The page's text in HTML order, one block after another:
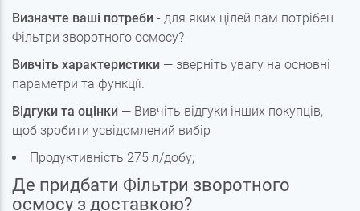
Визначте ваші потреби - для яких цілей вам потрібен
Фільтри зворотного осмосу?
Вивчіть характеристики — зверніть увагу на основні
параметри та функції.
Відгуки та оцінки — Вивчіть відгуки інших покупців,
щоб зробити усвідомлений вибір
Продуктивність 275 л/добу;
Де придбати Фільтри зворотного
осмосу з доставкою?